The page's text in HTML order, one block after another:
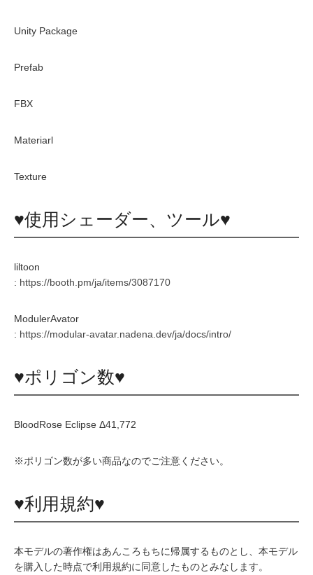
Unity Package
Prefab
FBX
Materiarl
Texture
♥使用シェーダー、ツール♥
liltoon
: https://booth.pm/ja/items/3087170
ModulerAvator
: https://modular-avatar.nadena.dev/ja/docs/intro/
♥ポリゴン数♥
BloodRose Eclipse Δ41,772
※ポリゴン数が多い商品なのでご注意ください。
♥利用規約♥
本モデルの著作権はあんころもちに帰属するものとし、本モデル
を購入した時点で利用規約に同意したものとみなします。